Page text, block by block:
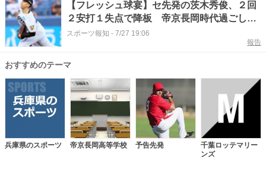
【フレッシュ球宴】セ先発の茨木秀俊、２回
２安打１失点で降板 帝京長岡時代過ごした
新潟で凱旋登板「真っすぐも変化球も感覚が
スポーツ報知 - 7/27 19:06
報告
おすすめのテーマ
兵庫県のスポーツ 帝京長岡高等学校 予告先発
千葉ロッテマリー
ンズ